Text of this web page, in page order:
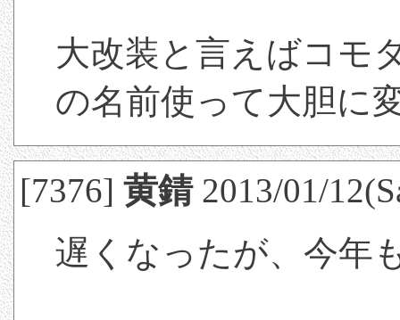
大改装と言えばコモ
の名前使って大胆に
[7376]黄錆2013/01/
遅くなったが、今年